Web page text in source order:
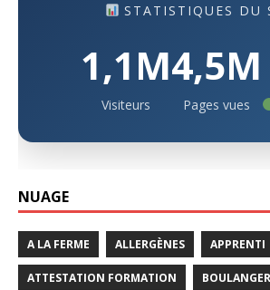
STATISTIQUES DU
1,1M
Visiteurs
4,5M
Pages vues
NUAGE
A LA FERME ALLERGÈNES APPRENTI
ATTESTATION FORMATION